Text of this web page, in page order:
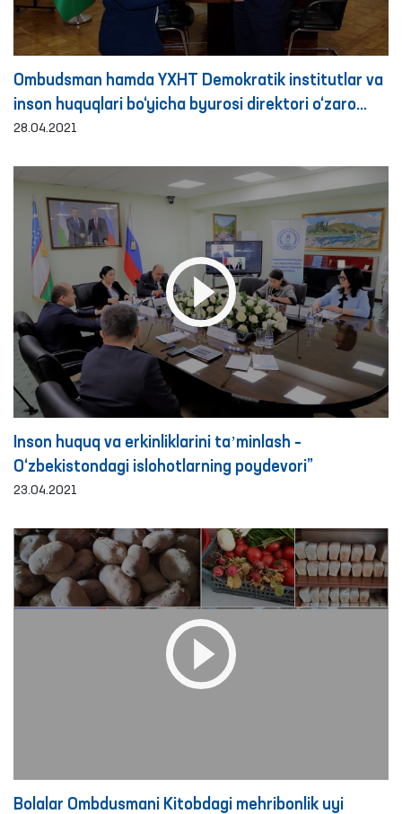
Ombudsman hamda YXHT Demokratik institutlar va
inson huquqlari bo‘yicha byurosi direktori o‘zaro
hamkorlik masalalarini kelishib olishdi
28.04.2021
Inson huquq va erkinliklarini taʼminlash –
O‘zbekistondagi islohotlarning poydevori”
23.04.2021
Bolalar Ombdusmani Kitobdagi mehribonlik uyi